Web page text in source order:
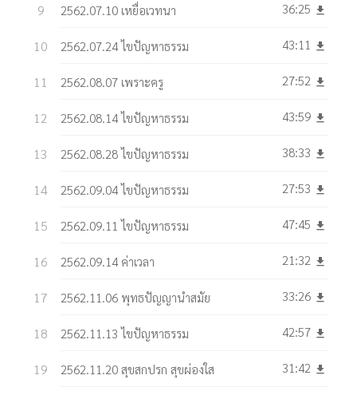
2562.07.10 เหยื่อเวทนา 36:25 get_app
2562.07.24 ไขปัญหาธรรม 43:11 get_app
2562.08.07 เพราะครู 27:52 get_app
2562.08.14 ไขปัญหาธรรม 43:59 get_app
2562.08.28 ไขปัญหาธรรม 38:33 get_app
2562.09.04 ไขปัญหาธรรม 27:53 get_app
2562.09.11 ไขปัญหาธรรม 47:45 get_app
2562.09.14 ค่าเวลา 21:32 get_app
2562.11.06 พุทธปัญญานำสมัย 33:26 get_app
2562.11.13 ไขปัญหาธรรม 42:57 get_app
2562.11.20 สุขสกปรก สุขผ่องใส 31:42 get_app